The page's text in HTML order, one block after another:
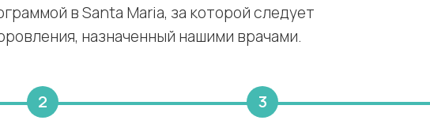
в Santa Maria, за которой следует
назначенный нашими врачами.